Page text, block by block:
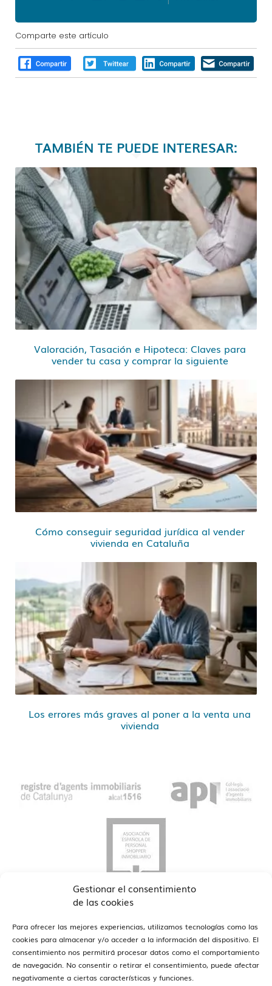
Gestionar el consentimiento
de las cookies
Para ofrecer las mejores experiencias, utilizamos tecnologías como las
cookies para almacenar y/o acceder a la información del dispositivo. El
consentimiento nos permitirá procesar datos como el comportamiento
de navegación. No consentir o retirar el consentimiento, puede afectar
negativamente a ciertas características y funciones.
Comparte este artículo
TAMBIÉN TE PUEDE INTERESAR:
Valoración, Tasación e Hipoteca: Claves para
vender tu casa y comprar la siguiente
Cómo conseguir seguridad jurídica al vender
vivienda en Cataluña
Los errores más graves al poner a la venta una
vivienda
ver oficinas